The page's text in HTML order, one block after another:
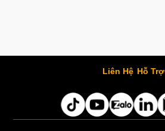
Liên Hệ Hỗ Trợ